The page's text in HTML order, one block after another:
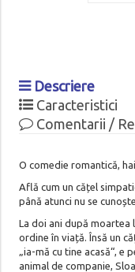
Descriere
Caracteristici
Comentarii /
O comedie romantică,
Află cum un cățel
până atunci nu se
La doi ani după moartea
ordine în viață. Însă un
„ia-mă cu tine acasă“, e
animal de companie,